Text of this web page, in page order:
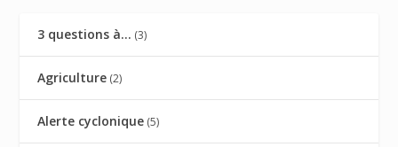
3 questions à… (3)
Agriculture (2)
Alerte cyclonique (5)